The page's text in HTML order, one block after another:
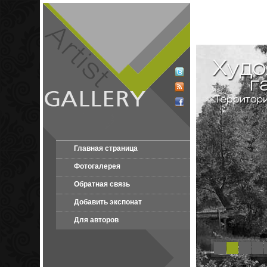
Главная страница
Фотогалерея
Обратная связь
Добавить экспонат
Для авторов